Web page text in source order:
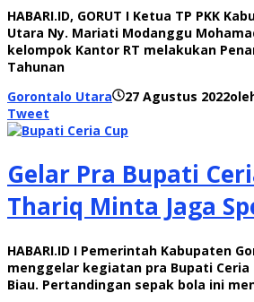
HABARI.ID, GORUT I Ketua TP PKK
Utara Ny. Mariati Modanggu
kelompok Kantor RT melakukan
Tahunan
Gorontalo Utara
27 Agustus 2022
Tweet
Gelar Pra Bupati
Thariq Minta Jaga
HABARI.ID I Pemerintah Kabupaten
menggelar kegiatan pra Bupati Ceria
Biau. Pertandingan sepak bola ini